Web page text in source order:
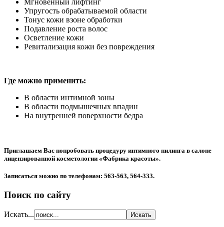
Мгновенный лифтинг
Упругость обрабатываемой области
Тонус кожи взоне обработки
Подавление роста волос
Осветление кожи
Ревитализация кожи без повреждения
Где можно применить:
В области интимной зоны
В области подмышечных впадин
На внутренней поверхности бедра
Приглашаем Вас попробовать процедуру интимного пилинга в салоне
лицензированной косметологии «Фабрика красоты».
Записаться можно по телефонам: 563-563, 564-333.
Поиск по сайту
Искать...